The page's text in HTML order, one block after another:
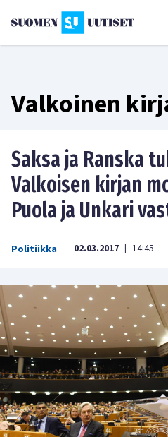
Valkoinen
Saksa ja Ranska
Valkoisen kirjan
Puola ja Unkari
Politiikka 02.03.2017 | 14:45